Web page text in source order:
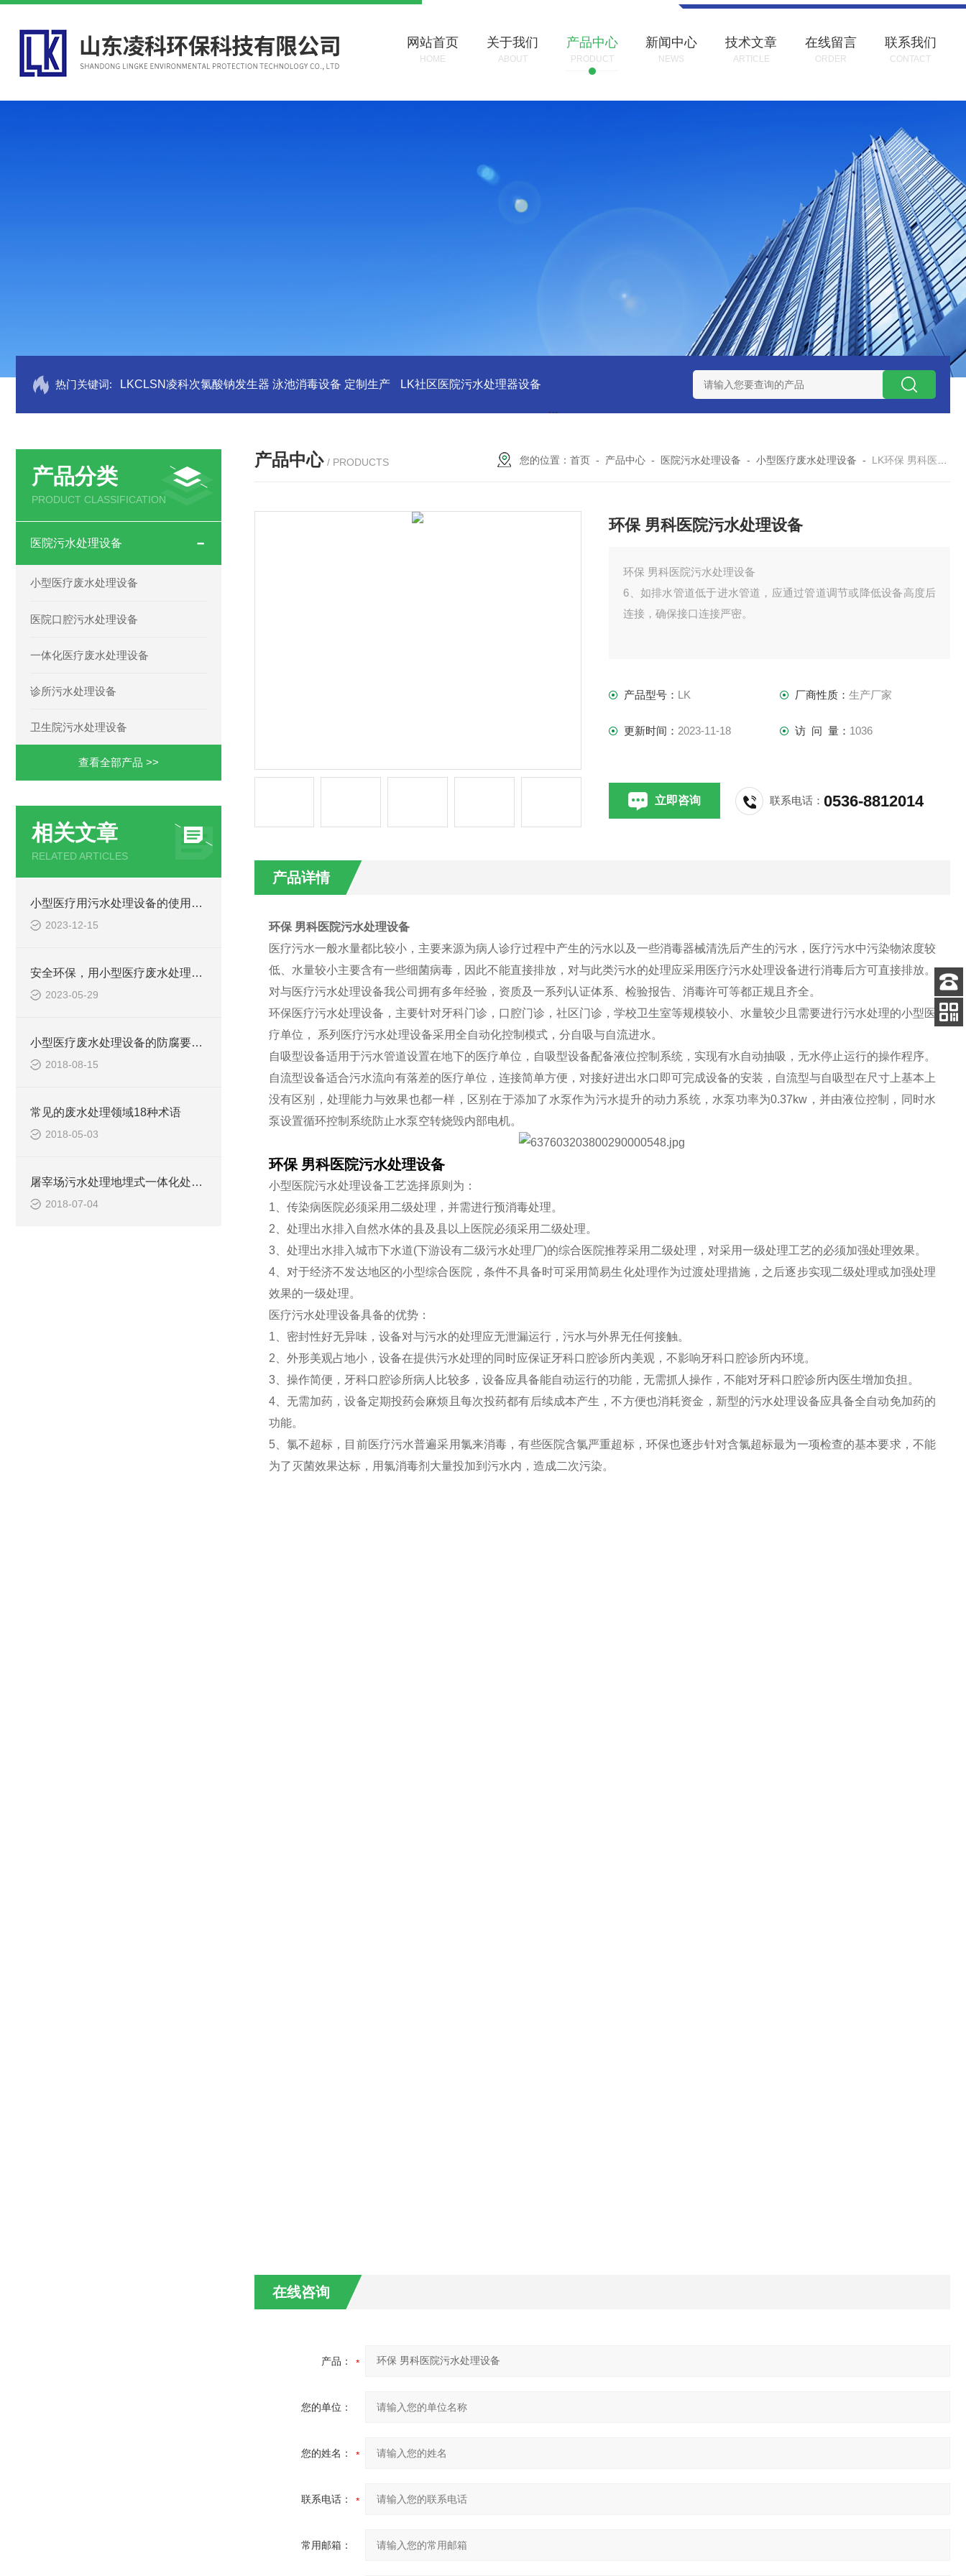
网站首页
HOME
关于我们
ABOUT
产品中心
PRODUCT
新闻中心
NEWS
技术文章
ARTICLE
在线留言
ORDER
联系我们
CONTACT
热门关键词: LKCLSN凌科次氯酸钠发生器 泳池消毒设备 定制生产 LK社区医院污水处理器设备 LK康复医院废水处理器设备 LK康复医院污水处理
产品分类
PRODUCT CLASSIFICATION
医院污水处理设备
小型医疗废水处理设备
医院口腔污水处理设备
一体化医疗废水处理设备
诊所污水处理设备
卫生院污水处理设备
查看全部产品 >>
相关文章
RELATED ARTICLES
小型医疗用污水处理设备的使用注意事项
2023-12-15
安全环保，用小型医疗废水处理设备
2023-05-29
小型医疗废水处理设备的防腐要求你做到了吗
2018-08-15
常见的废水处理领域18种术语
2018-05-03
屠宰场污水处理地埋式一体化处理设备
2018-07-04
产品中心 / PRODUCTS 您的位置：首页 - 产品中心 - 医院污水处理设备 -小型医疗废水处理设备 - LK环保 男科医院污水处理设备
环保 男科医院污水处理设备
环保 男科医院污水处理设备
6、如排水管道低于进水管道，应通过管道调节或降低设备高度后
连接，确保接口连接严密。
产品型号： LK 厂商性质： 生产厂家
更新时间： 2023-11-18 访 问 量： 1036
立即咨询 联系电话：0536-8812014
产品详情
环保 男科医院污水处理设备
医疗污水一般水量都比较小，主要来源为病人诊疗过程中产生的污水以及一些消毒器械清洗后产生的污水，医疗污水中污染物浓度较
低、水量较小主要含有一些细菌病毒，因此不能直接排放，对与此类污水的处理应采用医疗污水处理设备进行消毒后方可直接排放。
对与医疗污水处理设备我公司拥有多年经验，资质及一系列认证体系、检验报告、消毒许可等都正规且齐全。
环保医疗污水处理设备，主要针对牙科门诊，口腔门诊，社区门诊，学校卫生室等规模较小、水量较少且需要进行污水处理的小型医
疗单位， 系列医疗污水处理设备采用全自动化控制模式，分自吸与自流进水。
自吸型设备适用于污水管道设置在地下的医疗单位，自吸型设备配备液位控制系统，实现有水自动抽吸，无水停止运行的操作程序。
自流型设备适合污水流向有落差的医疗单位，连接简单方便，对接好进出水口即可完成设备的安装，自流型与自吸型在尺寸上基本上
没有区别，处理能力与效果也都一样，区别在于添加了水泵作为污水提升的动力系统，水泵功率为0.37kw，并由液位控制，同时水
泵设置循环控制系统防止水泵空转烧毁内部电机。
环保 男科医院污水处理设备
小型医院污水处理设备工艺选择原则为：
1、传染病医院必须采用二级处理，并需进行预消毒处理。
2、处理出水排入自然水体的县及县以上医院必须采用二级处理。
3、处理出水排入城市下水道(下游设有二级污水处理厂)的综合医院推荐采用二级处理，对采用一级处理工艺的必须加强处理效果。
4、对于经济不发达地区的小型综合医院，条件不具备时可采用简易生化处理作为过渡处理措施，之后逐步实现二级处理或加强处理
效果的一级处理。
医疗污水处理设备具备的优势：
1、密封性好无异味，设备对与污水的处理应无泄漏运行，污水与外界无任何接触。
2、外形美观占地小，设备在提供污水处理的同时应保证牙科口腔诊所内美观，不影响牙科口腔诊所内环境。
3、操作简便，牙科口腔诊所病人比较多，设备应具备能自动运行的功能，无需抓人操作，不能对牙科口腔诊所内医生增加负担。
4、无需加药，设备定期投药会麻烦且每次投药都有后续成本产生，不方便也消耗资金，新型的污水处理设备应具备全自动免加药的
功能。
5、氯不超标，目前医疗污水普遍采用氯来消毒，有些医院含氯严重超标，环保也逐步针对含氯超标最为一项检查的基本要求，不能
为了灭菌效果达标，用氯消毒剂大量投加到污水内，造成二次污染。
在线咨询
产品：
您的单位：
您的姓名：
联系电话：
常用邮箱：
客服
电话